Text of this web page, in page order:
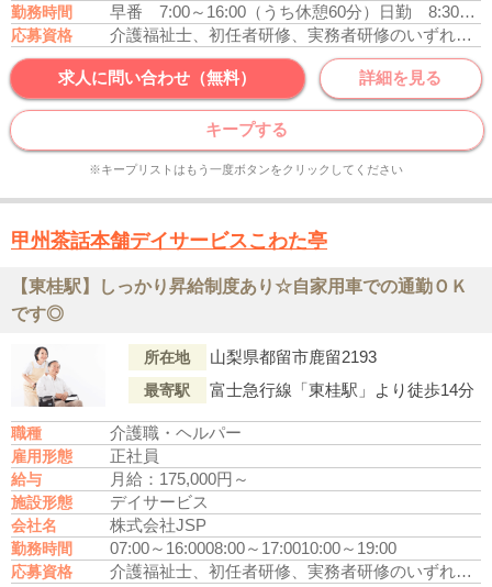
勤務時間 早番 7:00～16:00（うち休憩60分） 日勤 8:30～17:30（うち休憩60分）
応募資格 介護福祉士、初任者研修、実務者研修のいずれかの資格をお持ちの方
求人に問い合わせ（無料） 詳細を見る
キープする
※キープリストはもう一度ボタンをクリックしてください
甲州茶話本舗デイサービスこわた亭
【東桂駅】しっかり昇給制度あり☆自家用車での通勤ＯＫ
です◎
所在地 山梨県都留市鹿留2193
最寄駅 富士急行線「東桂駅」より徒歩14分
職種 介護職・ヘルパー
雇用形態 正社員
給与 月給：175,000円～
施設形態 デイサービス
会社名 株式会社JSP
勤務時間 07:00～16:0008:00～17:0010:00～19:00
応募資格 介護福祉士、初任者研修、実務者研修のいずれかの資格をお持ちの方